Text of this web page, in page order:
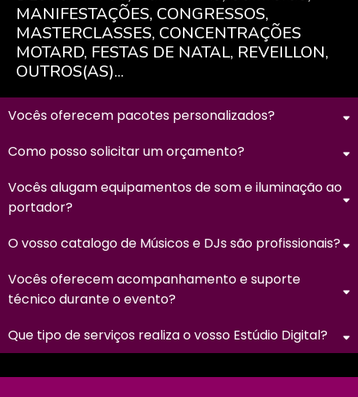
MANIFESTAÇÕES, CONGRESSOS,
MASTERCLASSES, CONCENTRAÇÕES
MOTARD, FESTAS DE NATAL, REVEILLON,
OUTROS(AS)...
Vocês oferecem pacotes personalizados?
Como posso solicitar um orçamento?
Vocês alugam equipamentos de som e iluminação ao
portador?
O vosso catalogo de Músicos e DJs são profissionais?
Vocês oferecem acompanhamento e suporte
técnico durante o evento?
Que tipo de serviços realiza o vosso Estúdio Digital?